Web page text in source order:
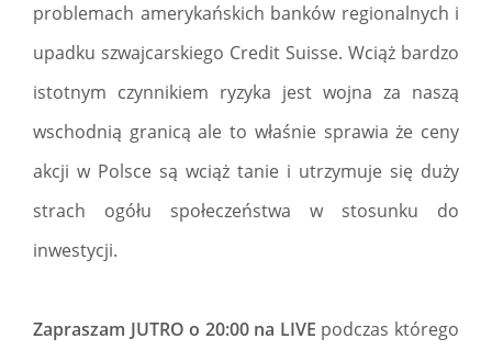
problemach amerykańskich banków regionalnych i
upadku szwajcarskiego Credit Suisse. Wciąż bardzo
istotnym czynnikiem ryzyka jest wojna za naszą
wschodnią granicą ale to właśnie sprawia że ceny
akcji w Polsce są wciąż tanie i utrzymuje się duży
strach ogółu społeczeństwa w stosunku do
inwestycji.
Zapraszam JUTRO o 20:00 na LIVE podczas którego